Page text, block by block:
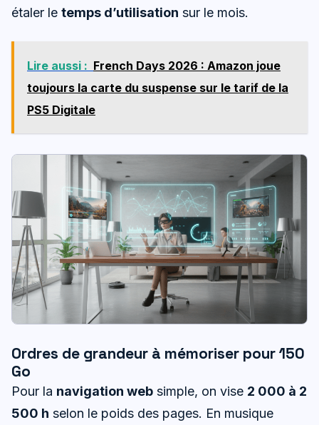
étaler le temps d’utilisation sur le mois.
Lire aussi : French Days 2026 : Amazon joue
toujours la carte du suspense sur le tarif de la
PS5 Digitale
Ordres de grandeur à mémoriser pour 150
Go
Pour la navigation web simple, on vise 2 000 à 2
500 h selon le poids des pages. En musique